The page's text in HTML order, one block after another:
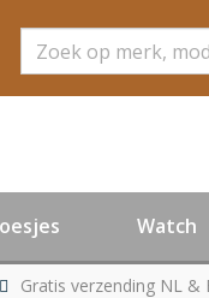
Zoeken
Watch
Gratis verzending NL &